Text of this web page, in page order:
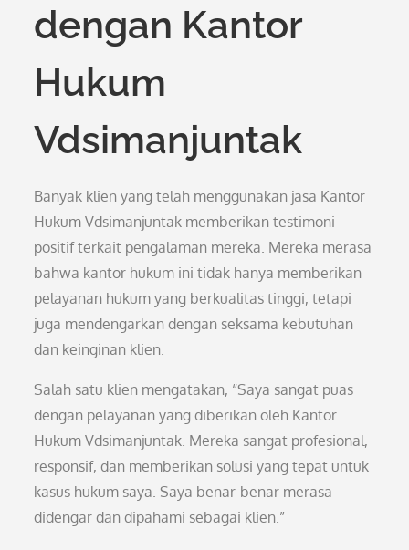
dengan Kantor
Hukum
Vdsimanjuntak
Banyak klien yang telah menggunakan jasa Kantor
Hukum Vdsimanjuntak memberikan testimoni
positif terkait pengalaman mereka. Mereka merasa
bahwa kantor hukum ini tidak hanya memberikan
pelayanan hukum yang berkualitas tinggi, tetapi
juga mendengarkan dengan seksama kebutuhan
dan keinginan klien.
Salah satu klien mengatakan, “Saya sangat puas
dengan pelayanan yang diberikan oleh Kantor
Hukum Vdsimanjuntak. Mereka sangat profesional,
responsif, dan memberikan solusi yang tepat untuk
kasus hukum saya. Saya benar-benar merasa
didengar dan dipahami sebagai klien.”